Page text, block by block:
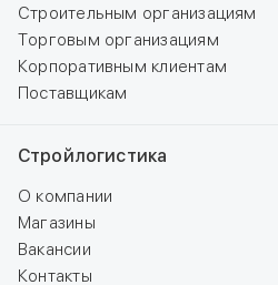
Строительным организациям
Торговым организациям
Корпоративным клиентам
Поставщикам
Стройлогистика
О компании
Магазины
Вакансии
Контакты